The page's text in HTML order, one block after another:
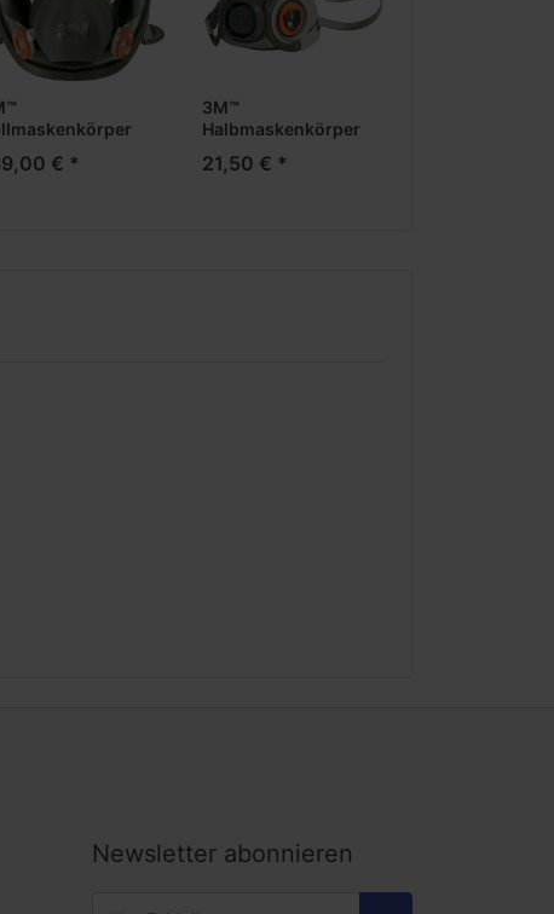
€ *
3M™
Halbmaskenkörper
21,50 € *
Newsletter abonnieren